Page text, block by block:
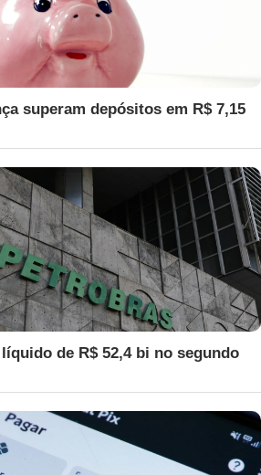
superam depósitos em R$ 7,15
de R$ 52,4 bi no segundo